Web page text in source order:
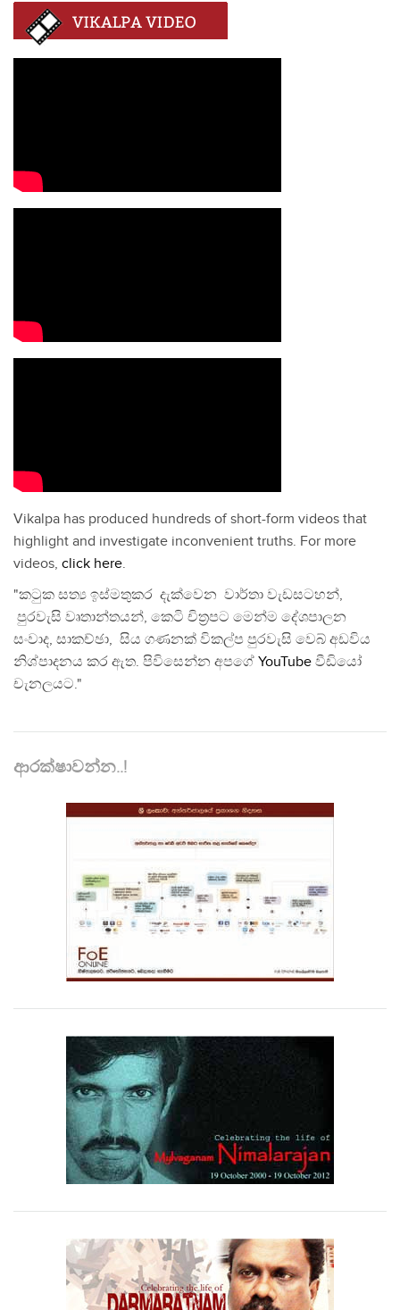
Vikalpa has produced hundreds of short-form videos that
highlight and investigate inconvenient truths. For more
videos, click here.
"කටුක සත්‍ය ඉස්මතුකර දැක්වෙන වාර්තා වැඩසටහන්,
පුරවැසි වෘතාන්තයන්, කෙටි චිත්‍රපට මෙන්ම දේශපාලන
සංවාද, සාකච්ඡා, සිය ගණනක් විකල්ප පුරවැසි වෙබ් අඩවිය
නිශ්පාදනය කර ඇත. පිවිසෙන්න අපගේ YouTube වීඩියෝ
චැනලයට."
ආරක්ෂාවන්න..!